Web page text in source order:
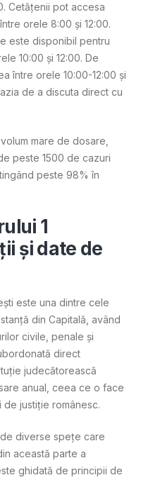
Cetățenii pot accesa
orele 8:00 și 12:00.
este disponibil pentru
10:00 și 12:00. De
între orele 10:00-12:00 și
de a discuta direct cu
mare de dosare,
peste 1500 de cazuri
peste 98% în
1
și date de
este una dintre cele
din Capitală, având
civile, penale și
direct
judecătorească
anual, ceea ce o face
de justiție românesc.
diverse spețe care
această parte a
ghidată de principii de